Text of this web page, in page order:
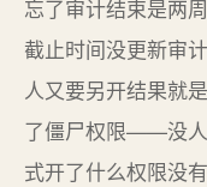
忘了审计结束是两
截止时间没更新审
人又要另开结果就
了僵尸权限——没人
式开了什么权限没